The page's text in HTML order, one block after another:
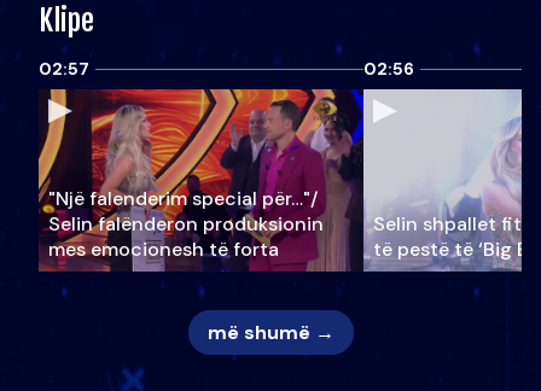
Klipe
02:57
"Një falenderim special për…"/
Selin falënderon produksionin
mes emocionesh të forta
02:56
Selin shpallet
të pestë të ‘Big
më shumë →